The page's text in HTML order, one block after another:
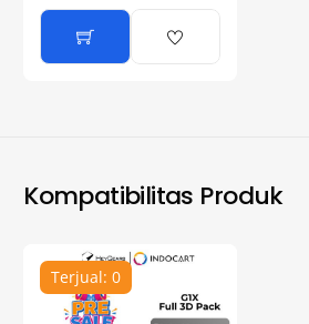
Kompatibilitas Produk
Terjual: 0